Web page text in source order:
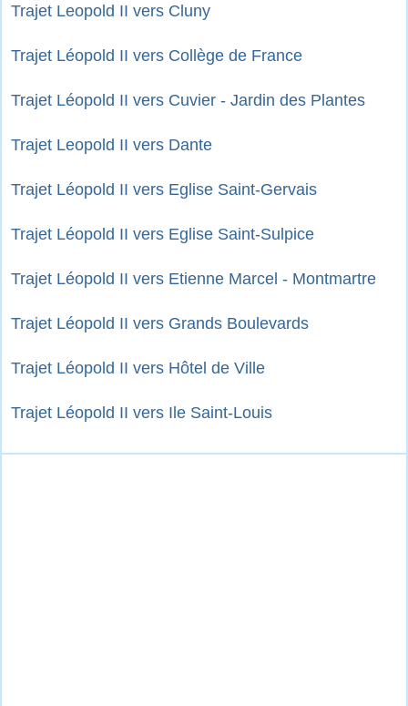
Trajet Leopold II vers Cluny
Trajet Léopold II vers Collège de France
Trajet Léopold II vers Cuvier - Jardin des Plantes
Trajet Leopold II vers Dante
Trajet Léopold II vers Eglise Saint-Gervais
Trajet Léopold II vers Eglise Saint-Sulpice
Trajet Léopold II vers Etienne Marcel - Montmartre
Trajet Léopold II vers Grands Boulevards
Trajet Léopold II vers Hôtel de Ville
Trajet Léopold II vers Ile Saint-Louis